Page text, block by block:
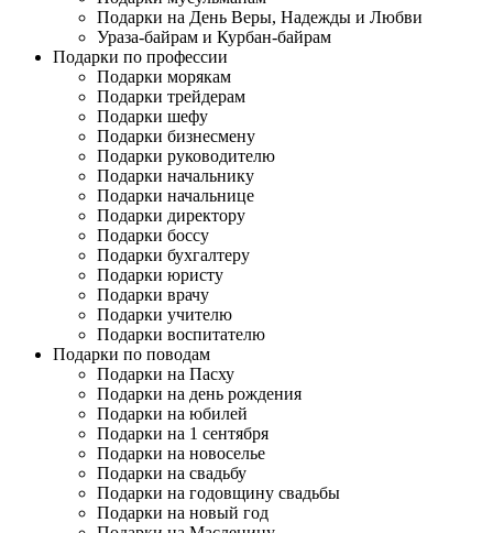
Подарки на День Веры, Надежды и Любви
Ураза-байрам и Курбан-байрам
Подарки по профессии
Подарки морякам
Подарки трейдерам
Подарки шефу
Подарки бизнесмену
Подарки руководителю
Подарки начальнику
Подарки начальнице
Подарки директору
Подарки боссу
Подарки бухгалтеру
Подарки юристу
Подарки врачу
Подарки учителю
Подарки воспитателю
Подарки по поводам
Подарки на Пасху
Подарки на день рождения
Подарки на юбилей
Подарки на 1 сентября
Подарки на новоселье
Подарки на свадьбу
Подарки на годовщину свадьбы
Подарки на новый год